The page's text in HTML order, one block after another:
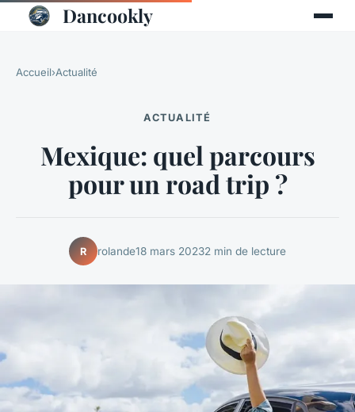
Dancookly
Accueil›Actualité
ACTUALITÉ
Mexique: quel parcours
pour un road trip ?
R rolande18 mars 20232 min de lecture